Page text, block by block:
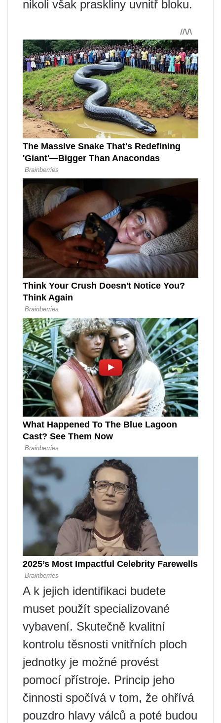
nikoli však praskliny uvnitř bloku.
A k jejich identifikaci budete
muset použít specializované
vybavení. Skutečně kvalitní
kontrolu těsnosti vnitřních ploch
jednotky je možné provést
pomocí přístroje. Princip jeho
činnosti spočívá v tom, že ohřívá
pouzdro hlavy válců a poté budou